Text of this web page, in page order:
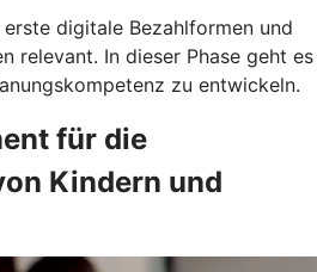
digitale Bezahlformen und
relevant. In dieser Phase geht es
zu entwickeln.
für die
Kindern und